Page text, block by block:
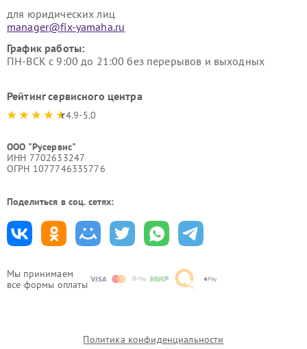
Мы принимаем
все формы оплаты
для юридических лиц
manager@fix-yamaha.ru
График работы:
ПН-ВСК с 9:00 до 21:00 без перерывов и выходных
Рейтинг сервисного центра
4.9-5.0
ООО "Русервис"
ИНН 7702633247
ОГРН 1077746335776
Поделиться в соц. сетях:
Политика конфиденциальности